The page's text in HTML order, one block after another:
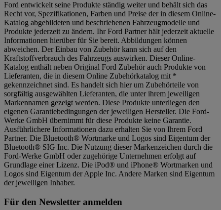
Ford entwickelt seine Produkte ständig weiter und behält sich das
Recht vor, Spezifikationen, Farben und Preise der in diesem Online-
Katalog abgebildeten und beschriebenen Fahrzeugmodelle und
Produkte jederzeit zu ändern. Ihr Ford Partner hält jederzeit aktuelle
Informationen hierüber für Sie bereit. Abbildungen können
abweichen. Der Einbau von Zubehör kann sich auf den
Kraftstoffverbrauch des Fahrzeugs auswirken. Dieser Online-
Katalog enthält neben Original Ford Zubehör auch Produkte von
Lieferanten, die in diesem Online Zubehörkatalog mit *
gekennzeichnet sind. Es handelt sich hier um Zubehörteile von
sorgfältig ausgewählten Lieferanten, die unter ihrem jeweiligen
Markennamen gezeigt werden. Diese Produkte unterliegen den
eigenen Garantiebedingungen der jeweiligen Hersteller. Die Ford-
Werke GmbH übernimmt für diese Produkte keine Garantie.
Ausführlichere Informationen dazu erhalten Sie von Ihrem Ford
Partner. Die Bluetooth® Wortmarke und Logos sind Eigentum der
Bluetooth® SIG Inc. Die Nutzung dieser Markenzeichen durch die
Ford-Werke GmbH oder zugehörige Unternehmen erfolgt auf
Grundlage einer Lizenz. Die iPod® und iPhone® Wortmarken und
Logos sind Eigentum der Apple Inc. Andere Marken sind Eigentum
der jeweiligen Inhaber.
Für den Newsletter anmelden